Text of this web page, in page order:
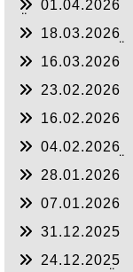
01.04.2026
18.03.2026
16.03.2026
23.02.2026
16.02.2026
04.02.2026
28.01.2026
07.01.2026
31.12.2025
24.12.2025